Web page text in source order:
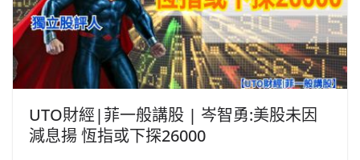
UTO財經|菲一般講股 | 岑智勇:美股未因
減息揚 恆指或下探26000